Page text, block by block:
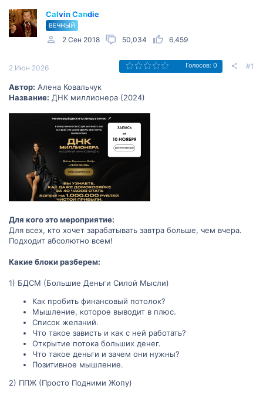
Calvin Candie
ВЕЧНЫЙ
2 Сен 2018 50,034 6,459
2 Июн 2026 Голосов: 0 #1
Автор: Алена Ковальчук
Название: ДНК миллионера (2024)
Для кого это мероприятие:
Для всех, кто хочет зарабатывать завтра больше, чем вчера.
Подходит абсолютно всем!
Какие блоки разберем:
1) БДСМ (Большие Деньги Силой Мысли)
Как пробить финансовый потолок?
Мышление, которое выводит в плюс.
Список желаний.
Что такое зависть и как с ней работать?
Открытие потока больших денег.
Что такое деньги и зачем они нужны?
Позитивное мышление.
2) ППЖ (Просто Подними Жопу)